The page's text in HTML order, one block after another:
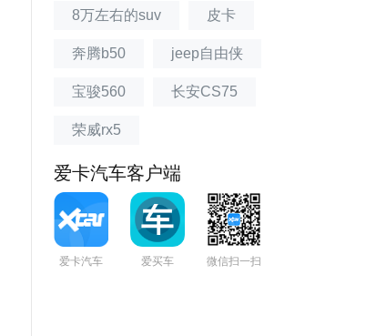
8万左右的suv 皮卡
奔腾b50 jeep自由侠
宝骏560 长安CS75
荣威rx5
爱卡汽车客户端
爱卡汽车 爱买车 微信扫一扫